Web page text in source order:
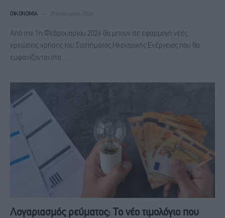
ΟΙΚΟΝΟΜΊΑ 29 Ιανουαρίου, 2026
Από την 1η Φεβρουαρίου 2026 θα μπουν σε εφαρμογή νέες
χρεώσεις χρήσης του Συστήματος Ηλεκτρικής Ενέργειας που θα
εμφανίζονται στα…
Λογαριασμός ρεύματος: Το νέο τιμολόγιο που